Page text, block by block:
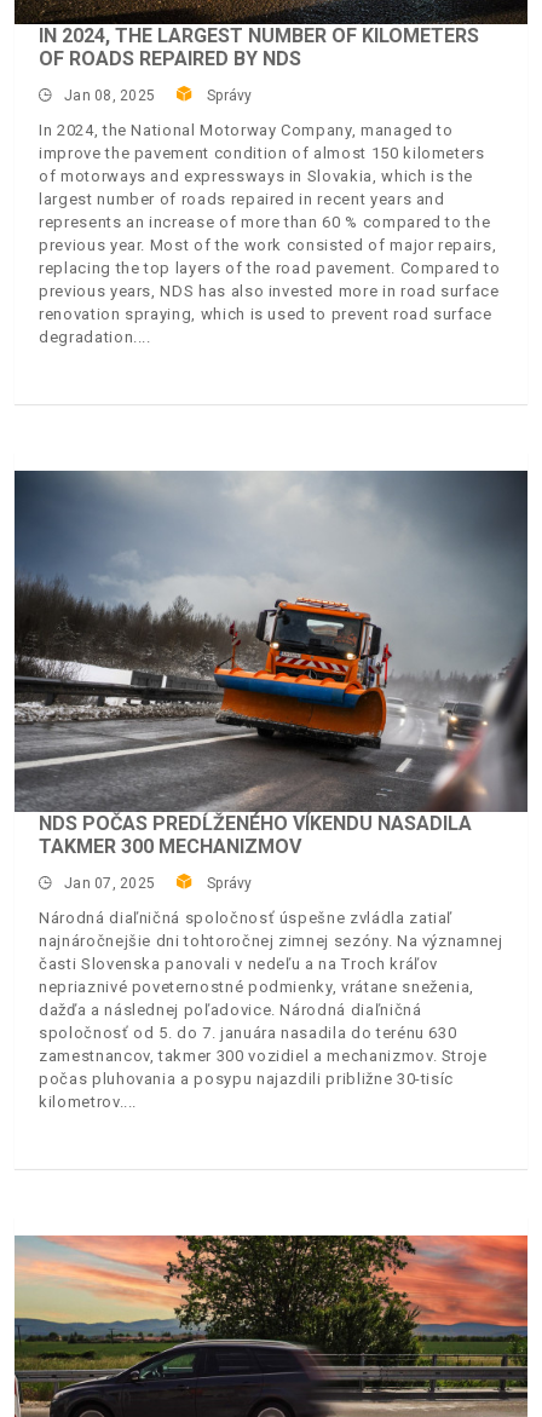
IN 2024, THE LARGEST NUMBER OF KILOMETERS
OF ROADS REPAIRED BY NDS
Jan 08, 2025 Správy
In 2024, the National Motorway Company, managed to
improve the pavement condition of almost 150 kilometers
of motorways and expressways in Slovakia, which is the
largest number of roads repaired in recent years and
represents an increase of more than 60 % compared to the
previous year. Most of the work consisted of major repairs,
replacing the top layers of the road pavement. Compared to
previous years, NDS has also invested more in road surface
renovation spraying, which is used to prevent road surface
degradation.
NDS POČAS PREDĹŽENÉHO VÍKENDU NASADILA
TAKMER 300 MECHANIZMOV
Jan 07, 2025 Správy
Národná diaľničná spoločnosť úspešne zvládla zatiaľ
najnáročnejšie dni tohtoročnej zimnej sezóny. Na významnej
časti Slovenska panovali v nedeľu a na Troch kráľov
nepriaznivé poveternostné podmienky, vrátane sneženia,
dažďa a následnej poľadovice. Národná diaľničná
spoločnosť od 5. do 7. januára nasadila do terénu 630
zamestnancov, takmer 300 vozidiel a mechanizmov. Stroje
počas pluhovania a posypu najazdili približne 30-tisíc
kilometrov.